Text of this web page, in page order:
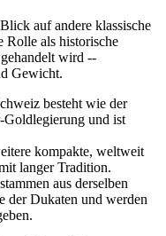
auf andere klassische
Rolle als historische
wird --
Gewicht.
besteht wie der
Goldlegierung und ist
kompakte, weltweit
langer Tradition.
stammen aus derselben
der Dukaten und werden